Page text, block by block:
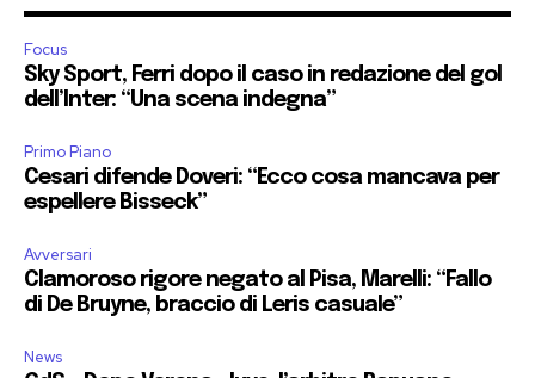
Focus
Sky Sport, Ferri dopo il caso in redazione del gol
dell’Inter: “Una scena indegna”
Primo Piano
Cesari difende Doveri: “Ecco cosa mancava per
espellere Bisseck”
Avversari
Clamoroso rigore negato al Pisa, Marelli: “Fallo
di De Bruyne, braccio di Leris casuale”
News